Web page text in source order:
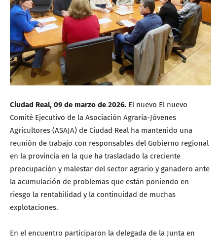
Ciudad Real, 09 de marzo de 2026. El nuevo El nuevo
Comité Ejecutivo de la Asociación Agraria-Jóvenes
Agricultores (ASAJA) de Ciudad Real ha mantenido una
reunión de trabajo con responsables del Gobierno regional
en la provincia en la que ha trasladado la creciente
preocupación y malestar del sector agrario y ganadero ante
la acumulación de problemas que están poniendo en
riesgo la rentabilidad y la continuidad de muchas
explotaciones.
En el encuentro participaron la delegada de la Junta en